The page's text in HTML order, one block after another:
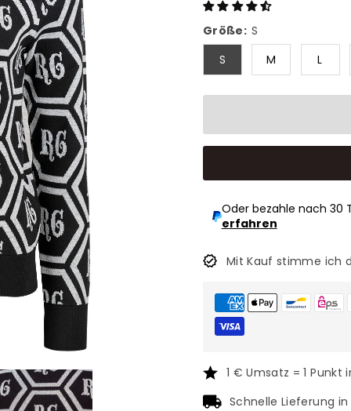
Größe: S
S
M L
Oder bezahle nach 30
erfahren
Mit Kauf stimme ich
1 € Umsatz = 1 Punkt
Schnelle Lieferung